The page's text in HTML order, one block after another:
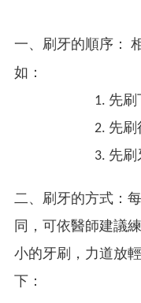
一、刷牙的順序：
如：
先刷
先刷
先刷
二、刷牙的方式：
同，可依醫師建議
小的牙刷，力道放
下：